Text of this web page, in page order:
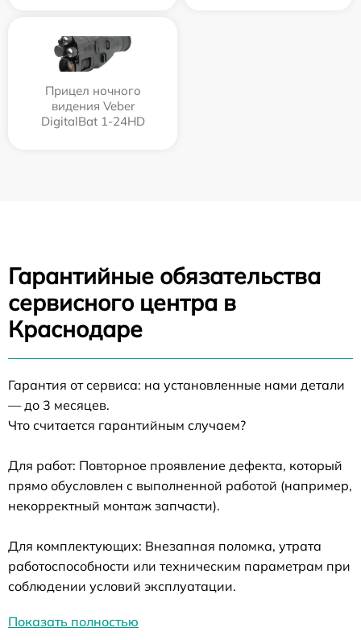
Прицел ночного
видения Veber
DigitalBat 1-24HD
Гарантийные обязательства
сервисного центра в
Краснодаре
Гарантия от сервиса: на установленные нами детали
— до 3 месяцев.
Что считается гарантийным случаем?
Для работ: Повторное проявление дефекта, который
прямо обусловлен с выполненной работой (например,
некорректный монтаж запчасти).
Для комплектующих: Внезапная поломка, утрата
работоспособности или техническим параметрам при
соблюдении условий эксплуатации.
Показать полностью